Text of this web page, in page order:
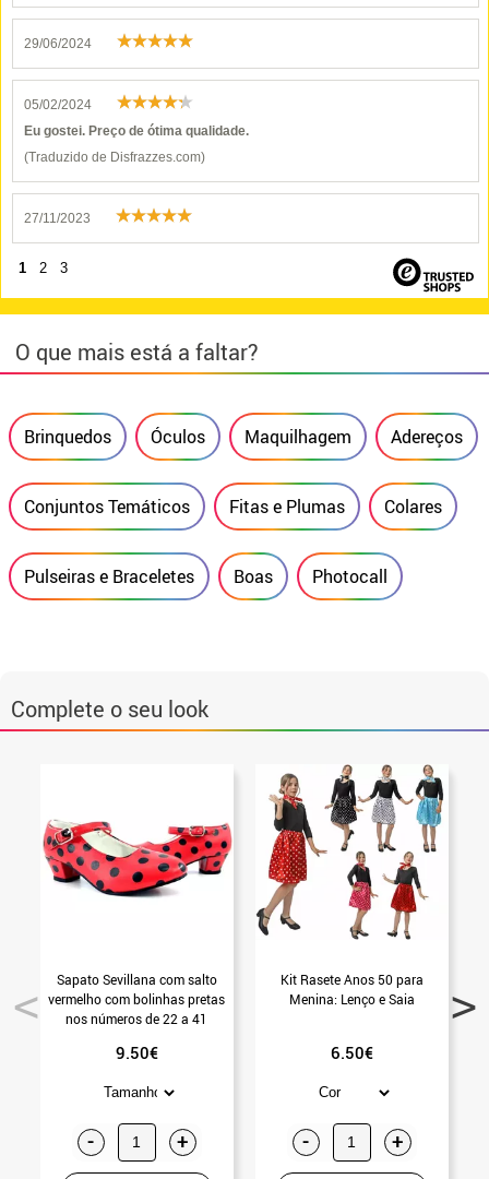
29/06/2024
05/02/2024
Eu gostei. Preço de ótima qualidade.
(Traduzido de Disfrazzes.com)
27/11/2023
1 2 3
O que mais está a faltar?
Brinquedos Óculos Maquilhagem Adereços
Conjuntos Temáticos Fitas e Plumas Colares
Pulseiras e Braceletes Boas Photocall
Complete o seu look
Sapato Sevillana com salto
vermelho com bolinhas pretas
nos números de 22 a 41
9.50€
- +
Kit Rasete Anos 50 para
Menina: Lenço e Saia
6.50€
- +